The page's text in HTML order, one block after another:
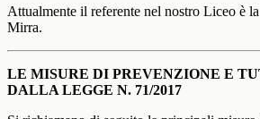
Attualmente il referente nel nostro Liceo è
Mirra.
LE MISURE DI PREVENZIONE E
DALLA LEGGE N. 71/2017